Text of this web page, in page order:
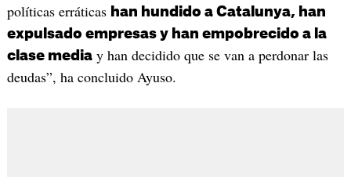
políticas erráticas han hundido a Catalunya, han
expulsado empresas y han empobrecido a la
clase mediay han decidido que se van a perdonar las
deudas”, ha concluido Ayuso.